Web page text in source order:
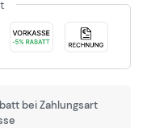
bei Zahlungsart